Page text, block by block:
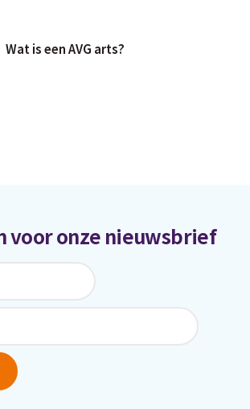
Wat is een AVG arts?
voor onze nieuwsbrief